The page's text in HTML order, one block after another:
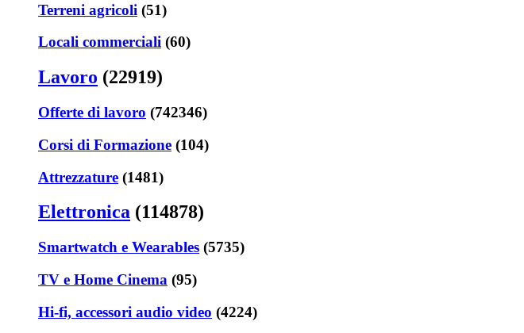
Terreni agricoli (51)
Locali commerciali (60)
Lavoro (22919)
Offerte di lavoro (742346)
Corsi di Formazione (104)
Attrezzature (1481)
Elettronica (114878)
Smartwatch e Wearables (5735)
TV e Home Cinema (95)
Hi-fi, accessori audio video (4224)